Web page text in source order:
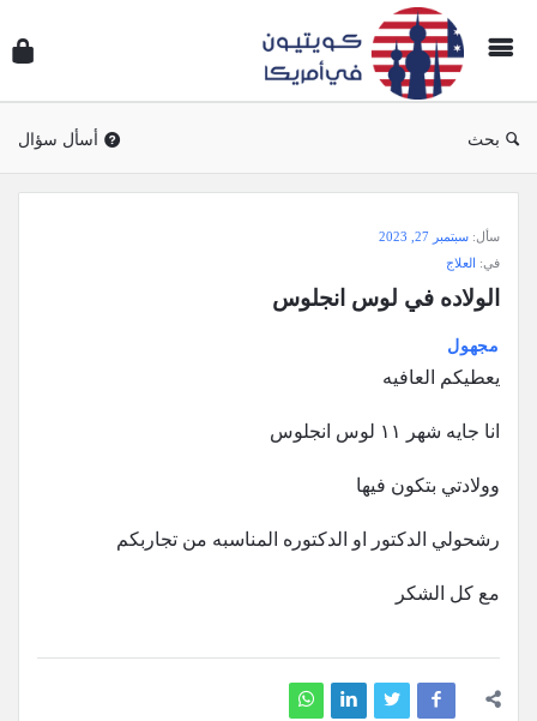
بحث أسأل سؤال
وجواب
أمريكا
الاحدث
أسئلة
سأل: سبتمبر 27, 2023
في: العلاج
الولاده في لوس انجلوس
مجهول
يعطيكم العافيه
انا جايه شهر ١١ لوس انجلوس
وولادتي بتكون فيها
رشحولي الدكتور او الدكتوره المناسبه من تجاربكم
مع كل الشكر